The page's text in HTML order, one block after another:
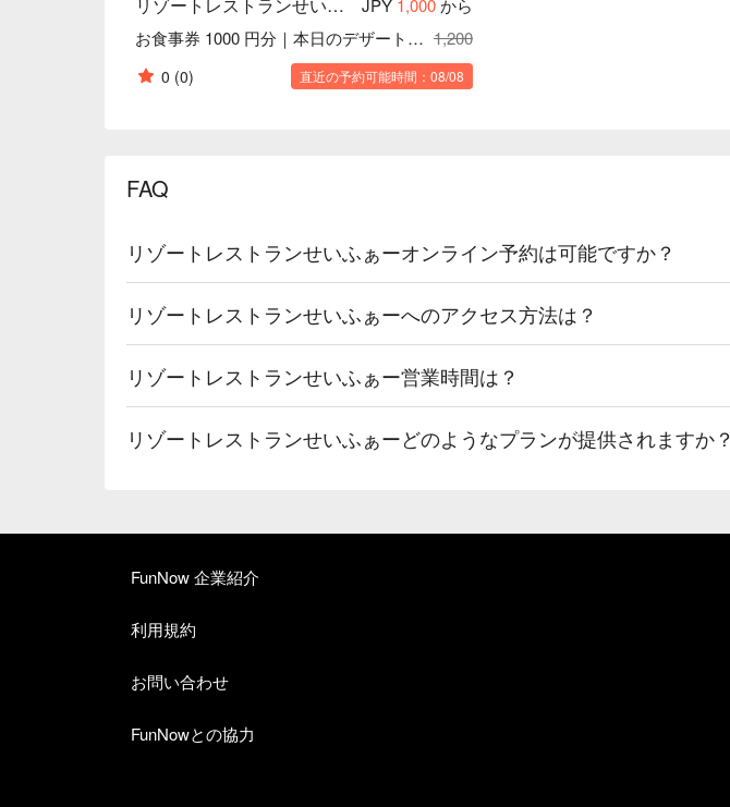
JPY 1,000から
お食事券 1000 円分｜本日のデザート 1 品サービス 1,200
0 (0) 直近の予約可能時間：08/08
FAQ
リゾートレストランせいふぁーオンライン予約は可能ですか？
リゾートレストランせいふぁーへのアクセス方法は？
リゾートレストランせいふぁー営業時間は？
リゾートレストランせいふぁーどのようなプランが提供されますか？
FunNow 企業紹介
利用規約
お問い合わせ
FunNowとの協力